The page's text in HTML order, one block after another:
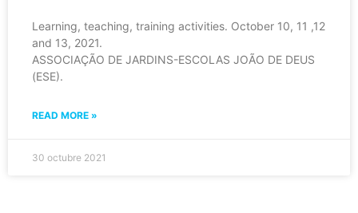
Learning, teaching, training activities. October 10, 11 ,12
and 13, 2021.
ASSOCIAÇÃO DE JARDINS-ESCOLAS JOÃO DE DEUS
(ESE).
READ MORE »
30 octubre 2021